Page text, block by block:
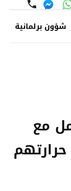
شؤون برلمانية
مع